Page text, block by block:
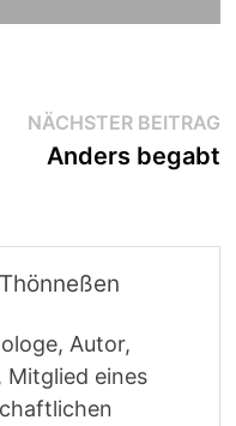
NÄCHSTER BEITRAG
Anders begabt
Autor,
Mitglied eines